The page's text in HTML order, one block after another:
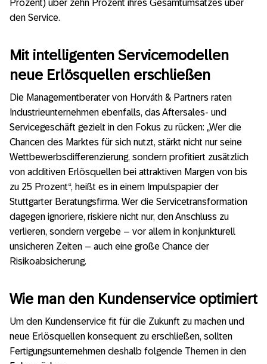
Prozent) über zehn Prozent ihres Gesamtumsatzes über
den Service.
Mit intelligenten Servicemodellen
neue Erlösquellen erschließen
Die Managementberater von Horváth & Partners raten
Industrieunternehmen ebenfalls, das Aftersales- und
Servicegeschäft gezielt in den Fokus zu rücken: „Wer die
Chancen des Marktes für sich nutzt, stärkt nicht nur seine
Wettbewerbsdifferenzierung, sondern profitiert zusätzlich
von additiven Erlösquellen bei attraktiven Margen von bis
zu 25 Prozent“, heißt es in einem Impulspapier der
Stuttgarter Beratungsfirma. Wer die Servicetransformation
dagegen ignoriere, riskiere nicht nur, den Anschluss zu
verlieren, sondern vergebe – vor allem in konjunkturell
unsicheren Zeiten – auch eine große Chance der
Risikoabsicherung.
Wie man den Kundenservice optimiert
Um den Kundenservice fit für die Zukunft zu machen und
neue Erlösquellen konsequent zu erschließen, sollten
Fertigungsunternehmen deshalb folgende Themen in den